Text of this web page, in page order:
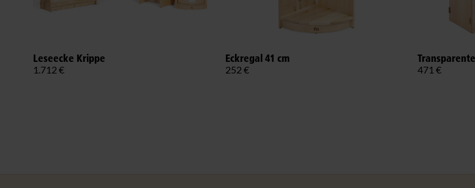
Leseecke Krippe
1.712 €
Eckregal 41 cm
252 € 471 €